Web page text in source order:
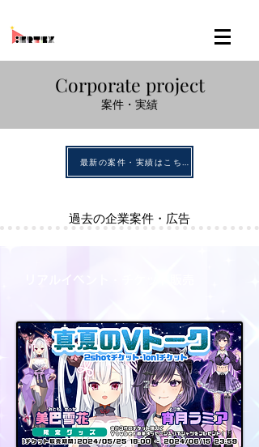
Corporate project
案件・実績
過去の企業案件・広告
リアルイベント・チケット販売